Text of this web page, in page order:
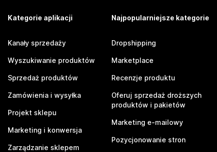
Kategorie aplikacji
Kanały sprzedaży
Wyszukiwanie produktów
Sprzedaż produktów
Zamówienia i wysyłka
Projekt sklepu
Marketing i konwersja
Zarządzanie sklepem
Najpopularniejsze kategorie
Dropshipping
Marketplace
Recenzje produktu
Oferuj sprzedaż droższych
produktów i pakietów
Marketing e-mailowy
Pozycjonowanie stron